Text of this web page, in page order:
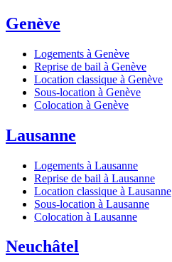
Genève
Logements à Genève
Reprise de bail à Genève
Location classique à Genève
Sous-location à Genève
Colocation à Genève
Lausanne
Logements à Lausanne
Reprise de bail à Lausanne
Location classique à Lausanne
Sous-location à Lausanne
Colocation à Lausanne
Neuchâtel